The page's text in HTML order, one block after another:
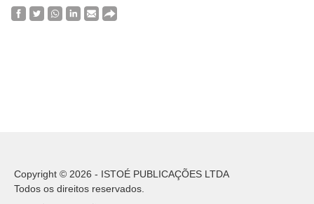
Copyright © 2026 - ISTOÉ PUBLICAÇÕES LTDA
Todos os direitos reservados.